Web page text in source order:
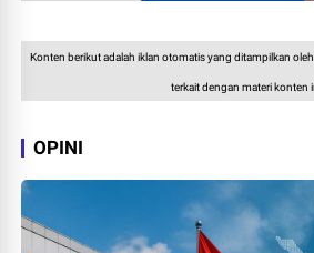
Konten berikut adalah iklan otomatis yang ditampilkan
terkait dengan materi konten
OPINI